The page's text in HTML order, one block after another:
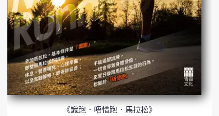
《識跑．唔惜跑．馬拉松》